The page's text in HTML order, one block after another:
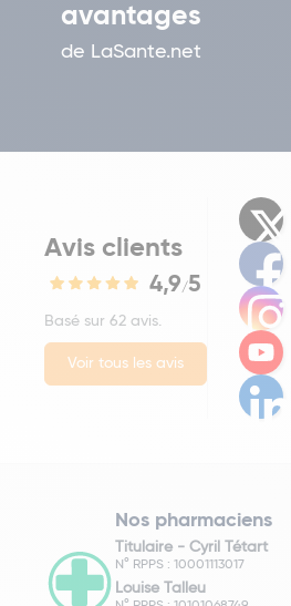
avantages
de LaSante.net
Avis clients
4,9/5
Basé sur 62 avis.
Voir tous les avis
Nos pharmaciens
Titulaire - Cyril Tétart
N° RPPS : 10001113017
Louise Talleu